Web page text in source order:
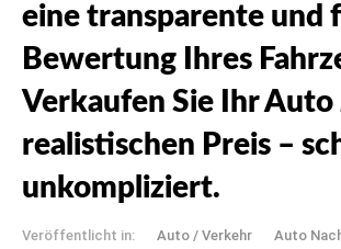
eine transparente und
Bewertung Ihres
Verkaufen Sie Ihr Auto
realistischen Preis –
unkompliziert.
Veröffentlicht in: Auto / Verkehr
Auto